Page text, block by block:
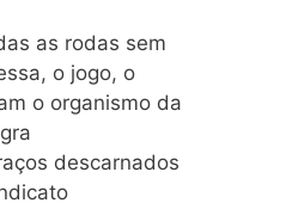
as rodas sem
o jogo, o
o organismo da
descarnados